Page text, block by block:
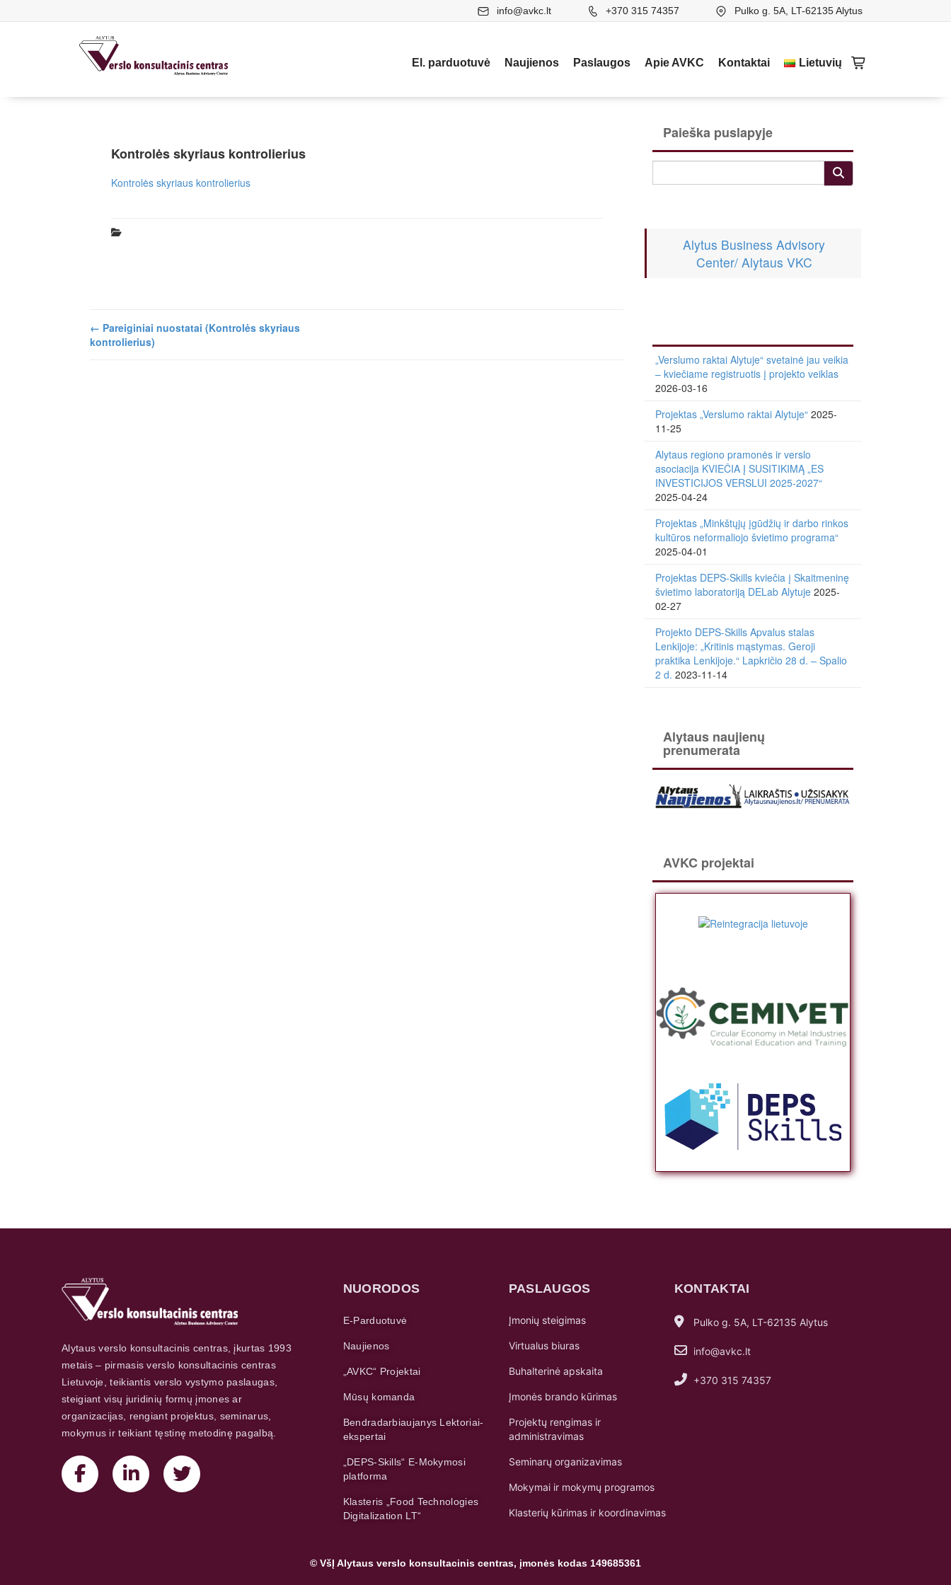
info@avkc.lt +370 315 74357 Pulko g. 5A, LT-62135 Alytus
El. parduotuvė Naujienos Paslaugos Apie AVKC Kontaktai Lietuvių
Kontrolės skyriaus kontrolierius
Kontrolės skyriaus kontrolierius
← Pareiginiai nuostatai (Kontrolės skyriaus
kontrolierius)
Paieška puslapyje
Alytus Business Advisory
Center/ Alytaus VKC
„Verslumo raktai Alytuje“ svetainė jau veikia
– kviečiame registruotis į projekto veiklas
2026-03-16
Projektas „Verslumo raktai Alytuje“ 2025-
11-25
Alytaus regiono pramonės ir verslo
asociacija KVIEČIA Į SUSITIKIMĄ „ES
INVESTICIJOS VERSLUI 2025-2027“
2025-04-24
Projektas „Minkštųjų įgūdžių ir darbo rinkos
kultūros neformaliojo švietimo programa“
2025-04-01
Projektas DEPS-Skills kviečia į Skaitmeninę
švietimo laboratoriją DELab Alytuje 2025-
02-27
Projekto DEPS-Skills Apvalus stalas
Lenkijoje: „Kritinis mąstymas. Geroji
praktika Lenkijoje.“ Lapkričio 28 d. – Spalio
2 d. 2023-11-14
Alytaus naujienų
prenumerata
AVKC projektai
Alytaus verslo konsultacinis centras, įkurtas 1993
metais – pirmasis verslo konsultacinis centras
Lietuvoje, teikiantis verslo vystymo paslaugas,
steigiant visų juridinių formų įmones ar
organizacijas, rengiant projektus, seminarus,
mokymus ir teikiant tęstinę metodinę pagalbą.
NUORODOS
E-Parduotuvė
Naujienos
„AVKC“ Projektai
Mūsų komanda
Bendradarbiaujanys Lektoriai-
ekspertai
„DEPS-Skills“ E-Mokymosi
platforma
Klasteris „Food Technologies
Digitalization LT“
PASLAUGOS
Įmonių steigimas
Virtualus biuras
Buhalterinė apskaita
Įmonės brando kūrimas
Projektų rengimas ir
administravimas
Seminarų organizavimas
Mokymai ir mokymų programos
Klasterių kūrimas ir koordinavimas
KONTAKTAI
Pulko g. 5A, LT-62135 Alytus
info@avkc.lt
+370 315 74357
© VšĮ Alytaus verslo konsultacinis centras, įmonės kodas 149685361